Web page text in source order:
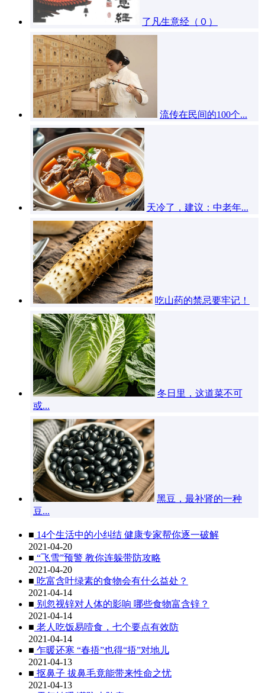
了凡生意经（０）
流传在民间的100个...
天冷了，建议：中老年...
吃山药的禁忌要牢记！
冬日里，这道菜不可
或...
黑豆，最补肾的一种
豆...
■ 14个生活中的小纠结 健康专家帮你逐一破解
2021-04-20
■ “飞雪”预警 教你连躲带防攻略
2021-04-20
■ 吃富含叶绿素的食物会有什么益处？
2021-04-14
■ 别忽视锌对人体的影响 哪些食物富含锌？
2021-04-14
■ 老人吃饭易噎食，七个要点有效防
2021-04-14
■ 乍暖还寒 “春捂”也得“捂”对地儿
2021-04-13
■ 抠鼻子 拔鼻毛竟能带来性命之忧
2021-04-13